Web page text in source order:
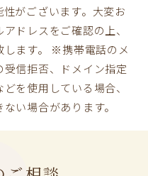
がございます。大変お
ドレスをご確認の上、
します。 ※携帯電話のメ
信拒否、ドメイン指定
を使用している場合、
い場合があります。